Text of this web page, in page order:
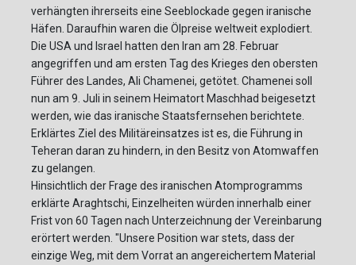
verhängten ihrerseits eine Seeblockade gegen iranische
Häfen. Daraufhin waren die Ölpreise weltweit explodiert.
Die USA und Israel hatten den Iran am 28. Februar
angegriffen und am ersten Tag des Krieges den obersten
Führer des Landes, Ali Chamenei, getötet. Chamenei soll
nun am 9. Juli in seinem Heimatort Maschhad beigesetzt
werden, wie das iranische Staatsfernsehen berichtete.
Erklärtes Ziel des Militäreinsatzes ist es, die Führung in
Teheran daran zu hindern, in den Besitz von Atomwaffen
zu gelangen.
Hinsichtlich der Frage des iranischen Atomprogramms
erklärte Araghtschi, Einzelheiten würden innerhalb einer
Frist von 60 Tagen nach Unterzeichnung der Vereinbarung
erörtert werden. "Unsere Position war stets, dass der
einzige Weg, mit dem Vorrat an angereichertem Material